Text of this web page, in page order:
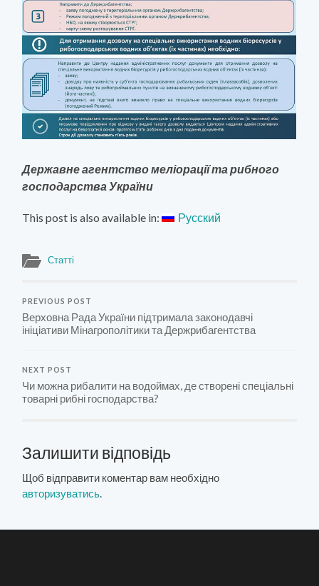
Державне агентство меліорації та рибного
господарства України
This post is also available in: Русский
Статті
PREVIOUS POST
Верховна Рада України підтримала законодавчі
ініціативи Мінагрополітики та Держрибагентства
NEXT POST
Чи можна рибалити на водоймах, де створені спеціальні
товарні рибні господарства?
Залишити відповідь
Щоб відправити коментар вам необхідно
авторизуватись